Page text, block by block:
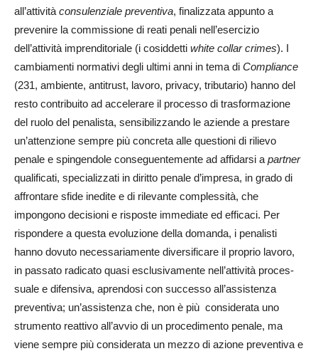
all’attività consulenziale preventiva, finalizzata appunto a
prevenire la commissione di reati penali nell’esercizio
dell’attività imprenditoriale (i cosiddetti white collar crimes). I
cambiamenti normativi degli ultimi anni in tema di Compliance
(231, ambiente, antitrust, lavoro, privacy, tribu­tario) hanno del
resto contribuito ad accelerare il pro­cesso di trasformazione
del ruo­lo del penalista, sensibilizzando le aziende a prestare
un’attenzione sempre più con­creta alle questioni di rilievo
penale e spingendole conseguentemente ad affidarsi a partner
qualificati, specializzati in diritto penale d’impresa, in grado di
affrontare sfide inedite e di rilevante complessità, che
impongono decisioni e risposte immediate ed efficaci. Per
rispon­dere a questa evoluzione della domanda, i penalisti
hanno dovuto necessariamente diversificare il proprio lavo­ro,
in passato radicato quasi esclusivamente nell’attività proces­
suale e difensiva, aprendosi con successo all’assistenza
preventiva; un’assistenza che, non è più considerata uno
strumento reattivo all’avvio di un procedimento penale, ma
viene sempre più considerata un mezzo di azione preventiva e